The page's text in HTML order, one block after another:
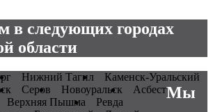
в следующих городах
области
Нижний Тагил
Каменск-Уральский
Серов Новоуральск
Асбест
Верхняя Пышма
Ревда
Мы